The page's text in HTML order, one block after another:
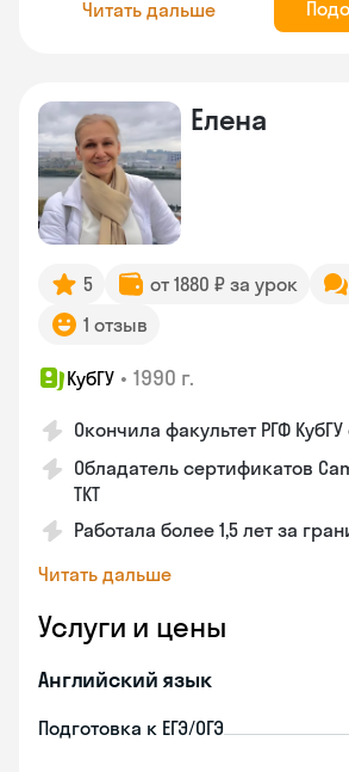
Читать дальше
Елена
5 от 1880 ₽ за урок
1 отзыв
КубГУ • 1990 г.
Окончила факультет РГФ
Обладатель сертификатов
TKT
Работала более 1,5 лет за
Читать дальше
Услуги и цены
Английский язык
Подготовка к ЕГЭ/ОГЭ